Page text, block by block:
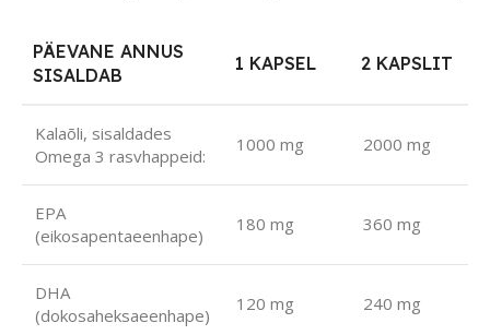
PÄEVANE ANNUS
SISALDAB
1 KAPSEL 2 KAPSLIT
Kalaõli, sisaldades
Omega 3 rasvhappeid:
1000 mg 2000 mg
EPA
(eikosapentaeenhape)
180 mg 360 mg
DHA
(dokosaheksaeenhape)
120 mg 240 mg